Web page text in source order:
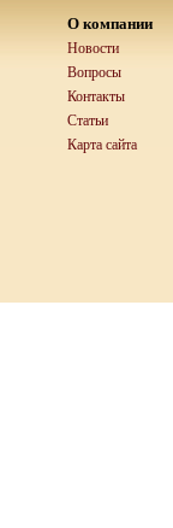
О компании
Новости
Вопросы
Контакты
Статьи
Карта сайта